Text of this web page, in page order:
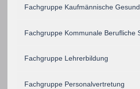
Fachgruppe Kaufmännische
Fachgruppe Kommunale Berufliche
Fachgruppe Lehrerbildung
Fachgruppe Personalvertretung